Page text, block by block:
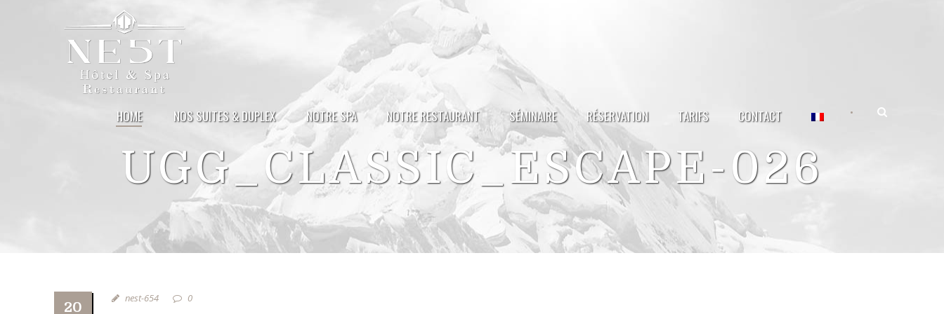
HOME NOS SUITES & DUPLEX NOTRE SPA NOTRE RESTAURANT SÉMINAIRE RÉSERVATION TARIFS CONTACT •
UGG_CLASSIC_ESCAPE-026
20
nest-654 0